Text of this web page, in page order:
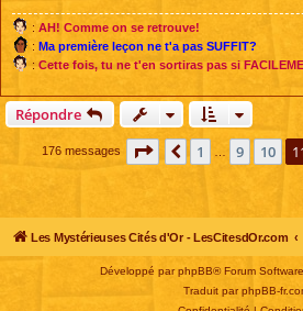
: AH! Comme on se retrouve!
: Ma première leçon ne t'a pas SUFFIT?
: Cette fois, tu ne t'en sortiras pas si
Répondre
176 messages Page 11 18
Précédente
1 9 10
Les Mystérieuses Cités d'Or - LesCitesdOr.com
Développé parphpBB® Forum
Traduit parphpBB-